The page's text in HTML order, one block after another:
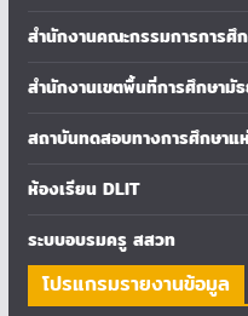
สำนักงานคณะกรรมการการศึ
สำนักงานเขตพื้นที่การศึกษามั
สถาบันทดสอบทางการศึกษาแ
ห้องเรียน DLIT
ระบบอบรมครู สสวท
โปรแกรมรายงานข้อมูล